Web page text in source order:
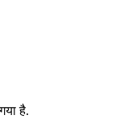
है.